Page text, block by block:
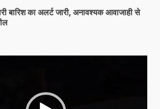
बारिश का अलर्ट जारी, अनावश्यक आवाजाही से